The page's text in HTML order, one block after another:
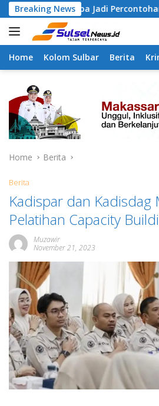
Skip
to
content
Breaking News
Jadi Percontohan Berbasis
Home Kolom Sulbar Berita
Home Berita
Berita
Kadispar dan Kadisdag
Pelatihan Capacity
Muzawir
November 21, 2023